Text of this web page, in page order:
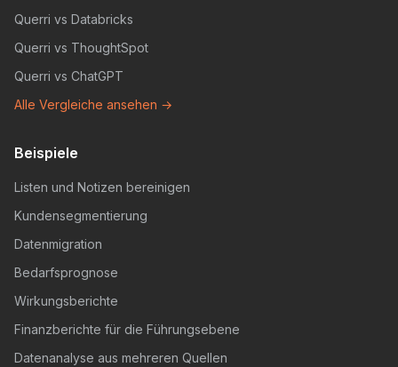
Querri vs Databricks
Querri vs ThoughtSpot
Querri vs ChatGPT
Alle Vergleiche ansehen →
Beispiele
Listen und Notizen bereinigen
Kundensegmentierung
Datenmigration
Bedarfsprognose
Wirkungsberichte
Finanzberichte für die Führungsebene
Datenanalyse aus mehreren Quellen